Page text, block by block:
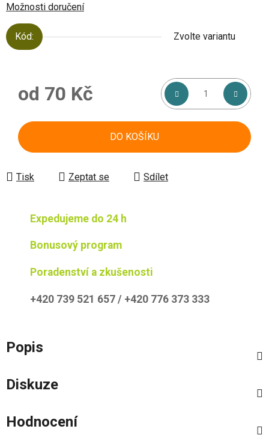
Možnosti doručení
Kód: Zvolte variantu
od 70 Kč
DO KOŠÍKU
Tisk Zeptat se Sdílet
Expedujeme do 24 h
Bonusový program
Poradenství a zkušenosti
+420 739 521 657 / +420 776 373 333
Popis
Diskuze
Hodnocení